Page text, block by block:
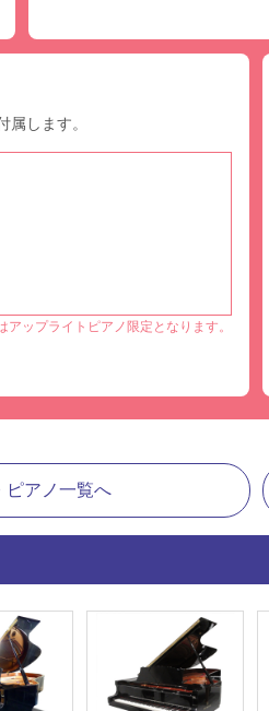
します。
ップライトピアノ限定となります。
ピアノ一覧へ